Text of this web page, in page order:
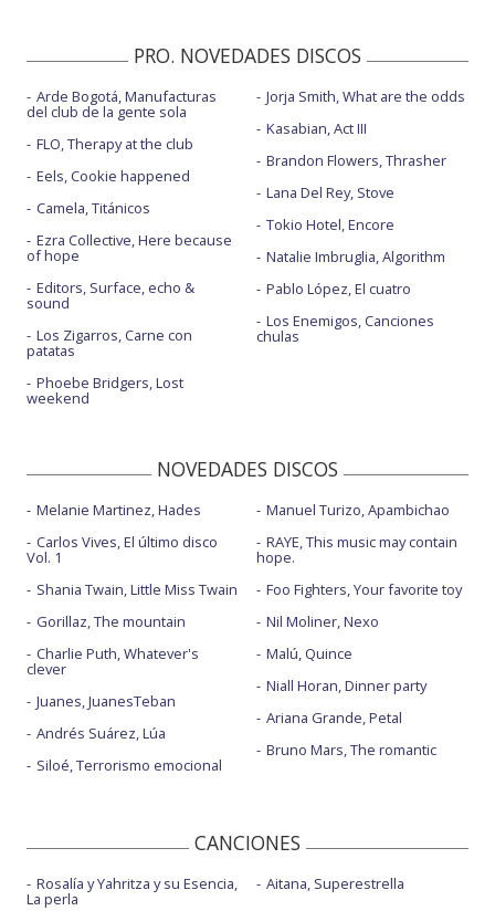
PRO. NOVEDADES DISCOS
Arde Bogotá, Manufacturas
del club de la gente sola
FLO, Therapy at the club
Eels, Cookie happened
Camela, Titánicos
Ezra Collective, Here because
of hope
Editors, Surface, echo &
sound
Los Zigarros, Carne con
patatas
Phoebe Bridgers, Lost
weekend
Jorja Smith, What are the odds
Kasabian, Act III
Brandon Flowers, Thrasher
Lana Del Rey, Stove
Tokio Hotel, Encore
Natalie Imbruglia, Algorithm
Pablo López, El cuatro
Los Enemigos, Canciones
chulas
NOVEDADES DISCOS
Melanie Martinez, Hades
Carlos Vives, El último disco
Vol. 1
Shania Twain, Little Miss Twain
Gorillaz, The mountain
Charlie Puth, Whatever's
clever
Juanes, JuanesTeban
Andrés Suárez, Lúa
Siloé, Terrorismo emocional
Manuel Turizo, Apambichao
RAYE, This music may contain
hope.
Foo Fighters, Your favorite toy
Nil Moliner, Nexo
Malú, Quince
Niall Horan, Dinner party
Ariana Grande, Petal
Bruno Mars, The romantic
CANCIONES
Rosalía y Yahritza y su Esencia,
La perla
Aitana, Superestrella